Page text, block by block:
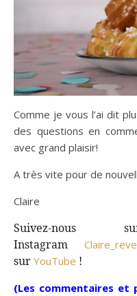
Comme je vous l’ai dit
des questions en
avec grand plaisir!
A très vite pour de
Claire
Suivez-
Instagram
sur YouTube !
(Les commentaires